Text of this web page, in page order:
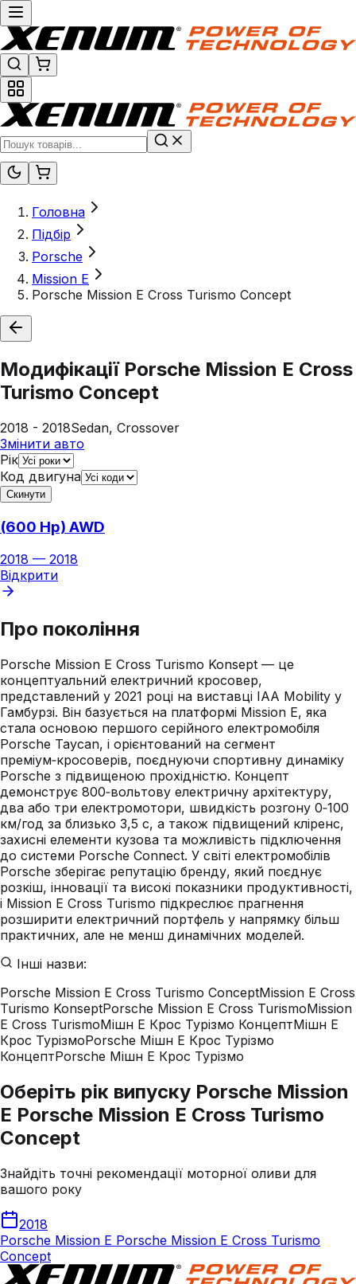
Головна
Підбір
Porsche
Mission E
Porsche Mission E Cross Turismo Concept
Модифікації Porsche Mission E Cross
Turismo Concept
2018 - 2018Sedan, Crossover
Змінити авто
Рік
Код двигуна
Скинути
(600 Hp) AWD
2018 — 2018
Відкрити
Про покоління
Porsche Mission E Cross Turismo Konsept — це
концептуальний електричний кросовер,
представлений у 2021 році на виставці IAA Mobility у
Гамбурзі. Він базується на платформі Mission E, яка
стала основою першого серійного електромобіля
Porsche Taycan, і орієнтований на сегмент
преміум‑кросоверів, поєднуючи спортивну динаміку
Porsche з підвищеною прохідністю. Концепт
демонструє 800‑вольтову електричну архітектуру,
два або три електромотори, швидкість розгону 0‑100
км/год за близько 3,5 с, а також підвищений кліренс,
захисні елементи кузова та можливість підключення
до системи Porsche Connect. У світі електромобілів
Porsche зберігає репутацію бренду, який поєднує
розкіш, інновації та високі показники продуктивності,
і Mission E Cross Turismo підкреслює прагнення
розширити електричний портфель у напрямку більш
практичних, але не менш динамічних моделей.
Інші назви:
Porsche Mission E Cross Turismo ConceptMission E Cross
Turismo KonseptPorsche Mission E Cross TurismoMission
E Cross TurismoМішн Е Крос Турізмо КонцептМішн Е
Крос ТурізмоPorsche Мішн Е Крос Турізмо
КонцептPorsche Мішн Е Крос Турізмо
Оберіть рік випуску Porsche Mission
E Porsche Mission E Cross Turismo
Concept
Знайдіть точні рекомендації моторної оливи для
вашого року
2018
Porsche Mission E Porsche Mission E Cross Turismo
Concept